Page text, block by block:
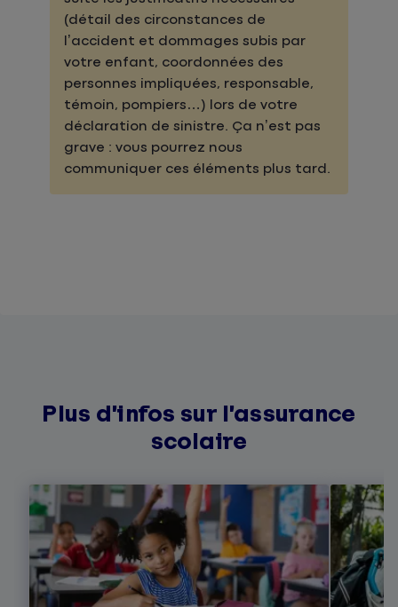
(détail des circonstances de
l’accident et dommages subis par
votre enfant, coordonnées des
personnes impliquées, responsable,
témoin, pompiers…) lors de votre
déclaration de sinistre. Ça n’est pas
grave : vous pourrez nous
communiquer ces éléments plus tard.
Plus d’infos sur l’assurance
scolaire